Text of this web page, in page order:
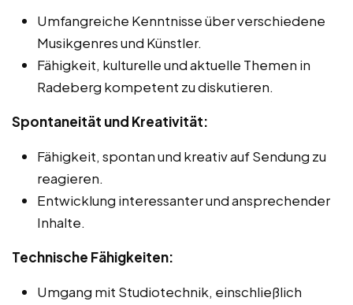
Umfangreiche Kenntnisse über verschiedene
Musikgenres und Künstler.
Fähigkeit, kulturelle und aktuelle Themen in
Radeberg kompetent zu diskutieren.
Spontaneität und Kreativität:
Fähigkeit, spontan und kreativ auf Sendung zu
reagieren.
Entwicklung interessanter und ansprechender
Inhalte.
Technische Fähigkeiten:
Umgang mit Studiotechnik, einschließlich